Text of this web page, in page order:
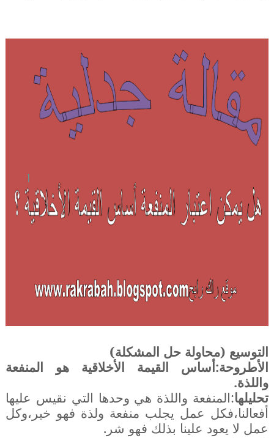
التوسيع (محاولة حل المشكلة)
الأطروحة:أساس القيمة الأخلاقية هو المنفعة
واللذة.
تحليلها:المنفعة واللذة هي وحدها التي نقيس عليها
أفعالنا،فكل عمل يجلب منفعة ولذة فهو خير،وكل
عمل لا يعود علينا بذلك فهو شر.